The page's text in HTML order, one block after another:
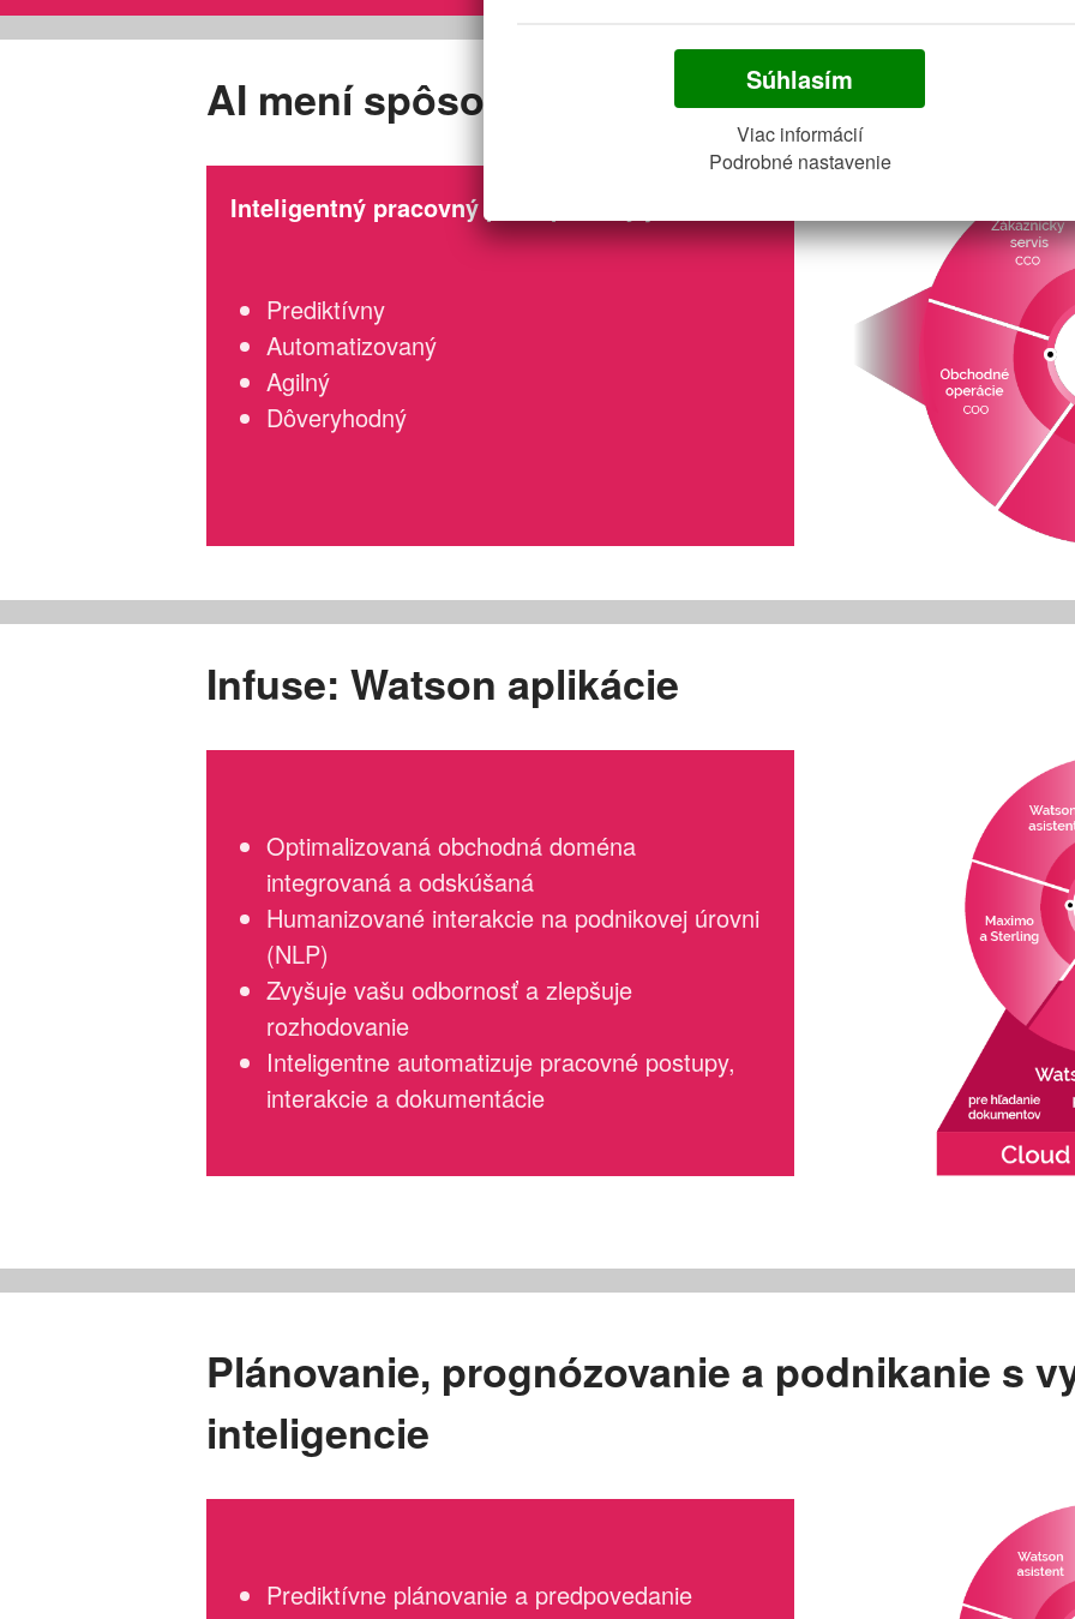
AI mení spôsob fungovania podnikov
Inteligentný pracovný postup, ktorý je:
Prediktívny
Automatizovaný
Agilný
Dôveryhodný
Infuse: Watson aplikácie
Optimalizovaná obchodná doména
integrovaná a odskúšaná
Humanizované interakcie na podnikovej úrovni
(NLP)
Zvyšuje vašu odbornosť a zlepšuje
rozhodovanie
Inteligentne automatizuje pracovné postupy,
interakcie a dokumentácie
Plánovanie, prognózovanie a podnikanie s
inteligencie
Prediktívne plánovanie a predpovedanie
Súhlasím
Viac informácií
Podrobné nastavenie